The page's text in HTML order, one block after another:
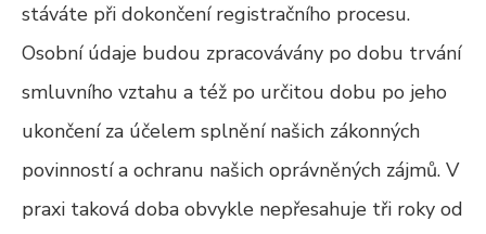
stáváte při dokončení registračního procesu.
Osobní údaje budou zpracovávány po dobu trvání
smluvního vztahu a též po určitou dobu po jeho
ukončení za účelem splnění našich zákonných
povinností a ochranu našich oprávněných zájmů. V
praxi taková doba obvykle nepřesahuje tři roky od